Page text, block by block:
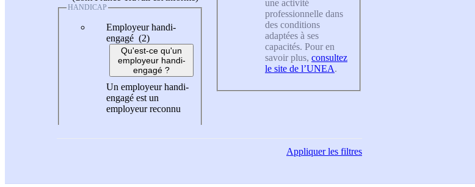
HANDICAP
Employeur handi-
engagé (2)
Qu'est-ce qu'un
employeur handi-
engagé ?
Un employeur handi-
engagé est un
employeur reconnu
une activité
professionnelle dans
des conditions
adaptées à ses
capacités. Pour en
savoir plus, consultez
le site de l’UNEA.
Appliquerles filtres